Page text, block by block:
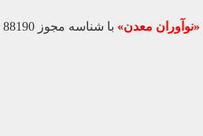
«نوآوران معدن»